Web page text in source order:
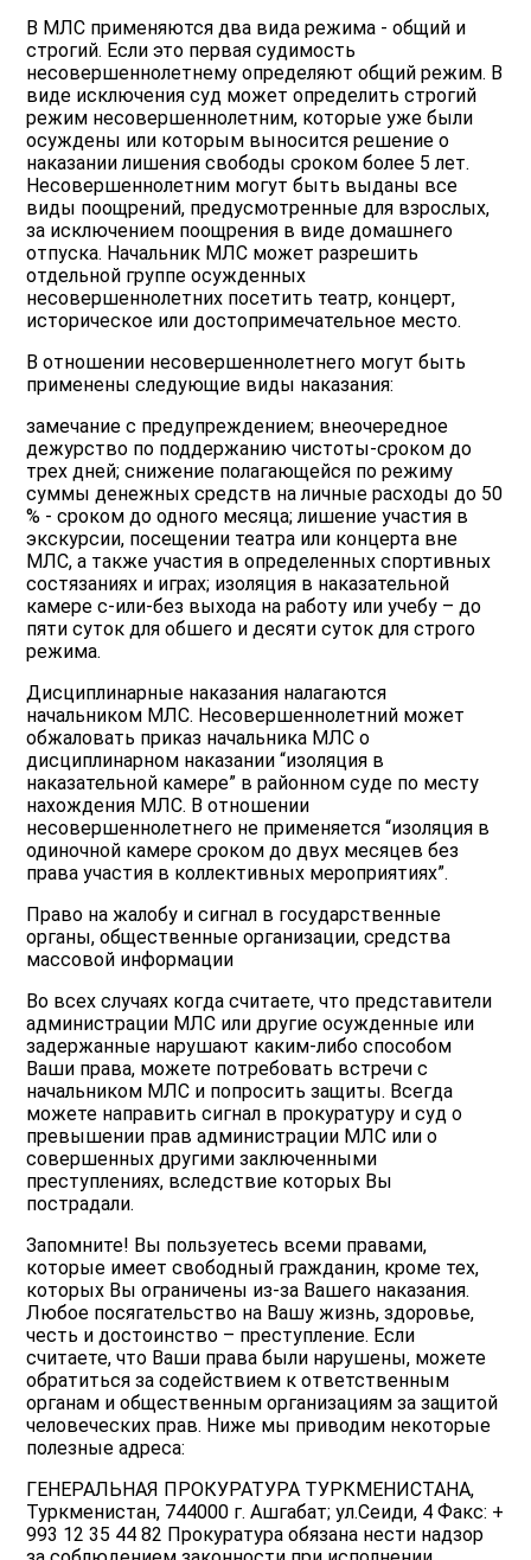
В МЛС применяются два вида режима - общий и
строгий. Если это первая судимость
несовершеннолетнему определяют общий режим. В
виде исключения суд может определить строгий
режим несовершеннолетним, которые уже были
осуждены или которым выносится решение о
наказании лишения свободы сроком более 5 лет.
Несовершеннолетним могут быть выданы все
виды поощрений, предусмотренные для взрослых,
за исключением поощрения в виде домашнего
отпуска. Начальник МЛС может разрешить
отдельной группе осужденных
несовершеннолетних посетить театр, концерт,
историческое или достопримечательное место.
В отношении несовершеннолетнего могут быть
применены следующие виды наказания:
замечание с предупреждением; внеочередное
дежурство по поддержанию чистоты-сроком до
трех дней; снижение полагающейся по режиму
суммы денежных средств на личные расходы до 50
% - сроком до одного месяца; лишение участия в
экскурсии, посещении театра или концерта вне
МЛС, а также участия в определенных спортивных
состязаниях и играх; изоляция в наказательной
камере с-или-без выхода на работу или учебу – до
пяти суток для обшего и десяти суток для строго
режима.
Дисциплинарные наказания налагаются
начальником МЛС. Несовершеннолетний может
обжаловать приказ начальника МЛС о
дисциплинарном наказании “изоляция в
наказательной камере” в районном суде по месту
нахождения МЛС. В отношении
несовершеннолетнего не применяется “изоляция в
одиночной камере сроком до двух месяцев без
права участия в коллективных мероприятиях”.
Право на жалобу и сигнал в государственные
органы, общественные организации, средства
массовой информации
Во всех случаях когда считаете, что представители
администрации МЛС или другие осужденные или
задержанные нарушают каким-либо способом
Ваши права, можете потребовать встречи с
начальником МЛС и попросить защиты. Всегда
можете направить сигнал в прокуратуру и суд о
превышении прав администрации МЛС или о
совершенных другими заключенными
преступлениях, вследствие которых Вы
пострадали.
Запомните! Вы пользуетесь всеми правами,
которые имеет свободный гражданин, кроме тех,
которых Вы ограничены из-за Вашего наказания.
Любое посягательство на Вашу жизнь, здоровье,
честь и достоинство – преступление. Если
считаете, что Ваши права были нарушены, можете
обратиться за содействием к ответственным
органам и общественным организациям за защитой
человеческих прав. Ниже мы приводим некоторые
полезные адреса:
ГЕНЕРАЛЬНАЯ ПРОКУРАТУРА ТУРКМЕНИСТАНА,
Туркменистан, 744000 г. Ашгабат; ул.Сеиди, 4 Факс: +
993 12 35 44 82 Прокуратура обязана нести надзор